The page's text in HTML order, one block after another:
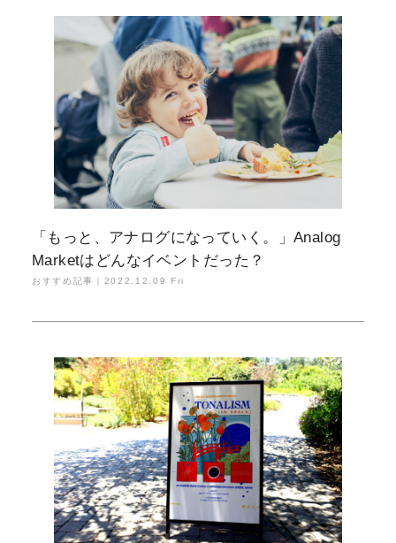
「もっと、アナログになっていく。」Analog
Marketはどんなイベントだった？
おすすめ記事｜ 2022.12.09 Fri